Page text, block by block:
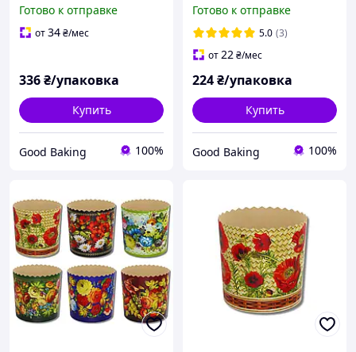
коричневая с золотом /
Формы для пасок,
Готово к отправке
от34₴/мес
336₴/упаковка
Купить
Good Baking 100%
Форма для выпечки пасок
бумажная с цветами
одноразовая 50 шт/уп
Готово к отправке
5.0 (3)
от22₴/мес
224₴/упаковка
Купить
Good Baking 100%